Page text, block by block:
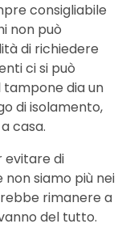
consigliabile
non può
di richiedere
ci si può
tampone dia un
di isolamento,
casa.
evitare di
siamo più nei
rimanere a
del tutto.